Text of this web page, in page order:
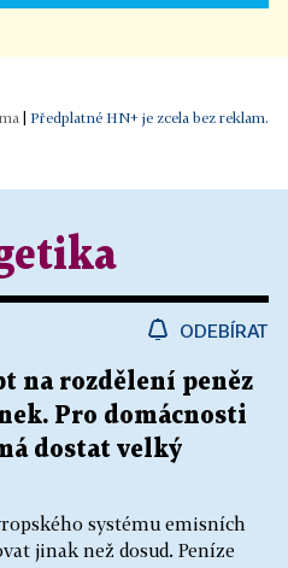
Předplatné HN+ je zcela bez reklam.
ODEBÍRAT
na rozdělení peněz
Pro domácnosti
dostat velký
systému emisních
jinak než dosud. Peníze